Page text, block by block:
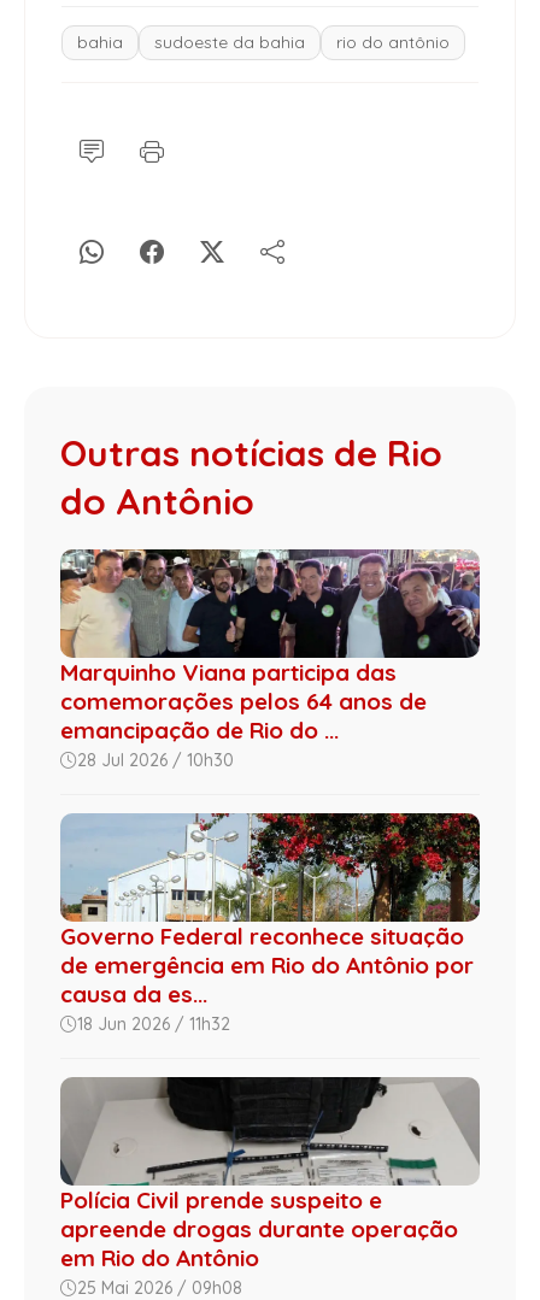
bahia sudoeste da bahia rio do antônio
Outras notícias de Rio
do Antônio
Marquinho Viana participa das
comemorações pelos 64 anos de
emancipação de Rio do ...
28 Jul 2026 / 10h30
Governo Federal reconhece situação
de emergência em Rio do Antônio por
causa da es...
18 Jun 2026 / 11h32
Polícia Civil prende suspeito e
apreende drogas durante operação
em Rio do Antônio
25 Mai 2026 / 09h08